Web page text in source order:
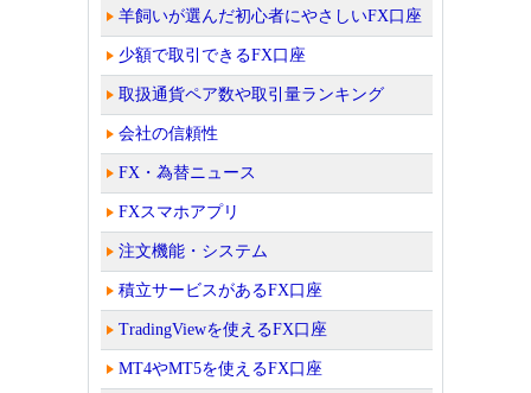
羊飼いが選んだ初心者にやさしいFX口座
少額で取引できるFX口座
取扱通貨ペア数や取引量ランキング
会社の信頼性
FX・為替ニュース
FXスマホアプリ
注文機能・システム
積立サービスがあるFX口座
TradingViewを使えるFX口座
MT4やMT5を使えるFX口座